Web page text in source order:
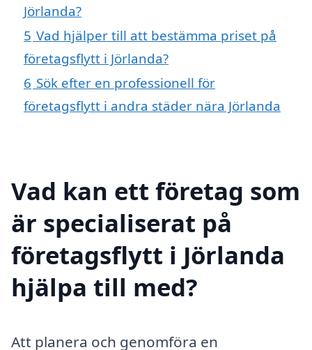
Jörlanda?
5 Vad hjälper till att bestämma priset på
företagsflytt i Jörlanda?
6 Sök efter en professionell för
företagsflytt i andra städer nära Jörlanda
Vad kan ett företag som
är specialiserat på
företagsflytt i Jörlanda
hjälpa till med?
Att planera och genomföra en